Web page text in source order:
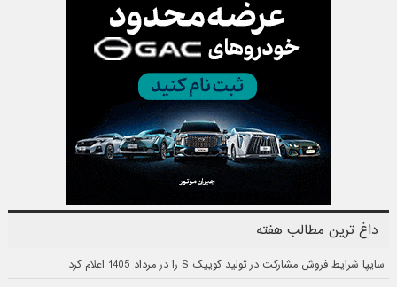
داغ ترین مطالب هفته
سایپا شرایط فروش مشارکت در تولید کوییک S را در مرداد 1405 اعلام کرد